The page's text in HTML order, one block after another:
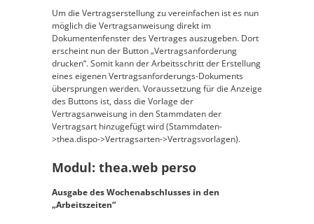
Um die Vertragserstellung zu vereinfachen ist es nun
möglich die Vertragsanweisung direkt im
Dokumentenfenster des Vertrages auszugeben. Dort
erscheint nun der Button „Vertragsanforderung
drucken“. Somit kann der Arbeitsschritt der Erstellung
eines eigenen Vertragsanforderungs-Dokuments
übersprungen werden. Voraussetzung für die Anzeige
des Buttons ist, dass die Vorlage der
Vertragsanweisung in den Stammdaten der
Vertragsart hinzugefügt wird (Stammdaten-
>thea.dispo->Vertragsarten->Vertragsvorlagen).
Modul: thea.web perso
Ausgabe des Wochenabschlusses in den
„Arbeitszeiten“